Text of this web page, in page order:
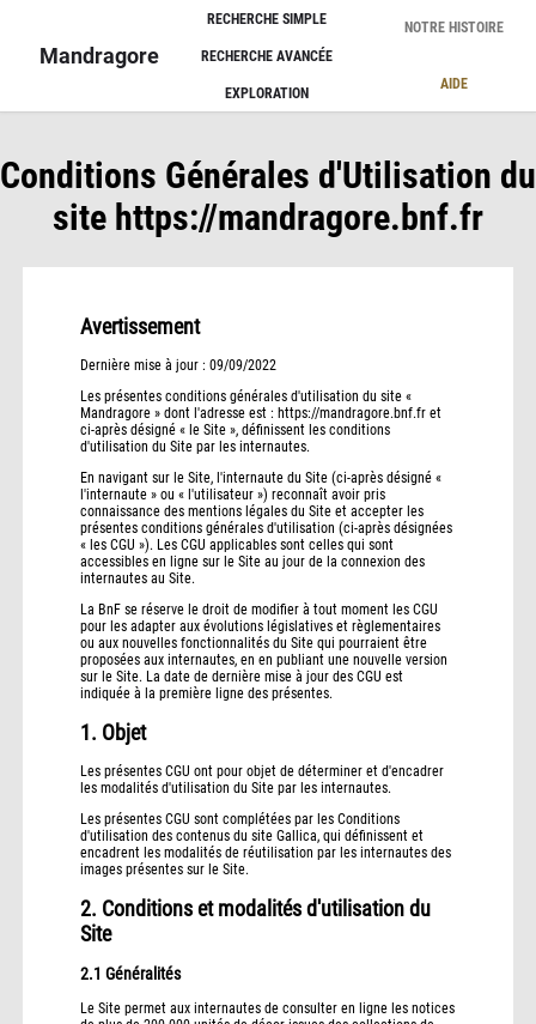
Mandragore
RECHERCHE SIMPLE
RECHERCHE AVANCÉE
EXPLORATION
NOTRE HISTOIRE
AIDE
Conditions Générales d'Utilisation du
site https://mandragore.bnf.fr
Avertissement
Dernière mise à jour : 09/09/2022
Les présentes conditions générales d'utilisation du site «
Mandragore » dont l'adresse est : https://mandragore.bnf.fr et
ci-après désigné « le Site », définissent les conditions
d'utilisation du Site par les internautes.
En navigant sur le Site, l'internaute du Site (ci-après désigné «
l'internaute » ou « l'utilisateur ») reconnaît avoir pris
connaissance des mentions légales du Site et accepter les
présentes conditions générales d'utilisation (ci-après désignées
« les CGU »). Les CGU applicables sont celles qui sont
accessibles en ligne sur le Site au jour de la connexion des
internautes au Site.
La BnF se réserve le droit de modifier à tout moment les CGU
pour les adapter aux évolutions législatives et règlementaires
ou aux nouvelles fonctionnalités du Site qui pourraient être
proposées aux internautes, en en publiant une nouvelle version
sur le Site. La date de dernière mise à jour des CGU est
indiquée à la première ligne des présentes.
1. Objet
Les présentes CGU ont pour objet de déterminer et d'encadrer
les modalités d'utilisation du Site par les internautes.
Les présentes CGU sont complétées par les Conditions
d'utilisation des contenus du site Gallica, qui définissent et
encadrent les modalités de réutilisation par les internautes des
images présentes sur le Site.
2. Conditions et modalités d'utilisation du
Site
2.1 Généralités
Le Site permet aux internautes de consulter en ligne les notices